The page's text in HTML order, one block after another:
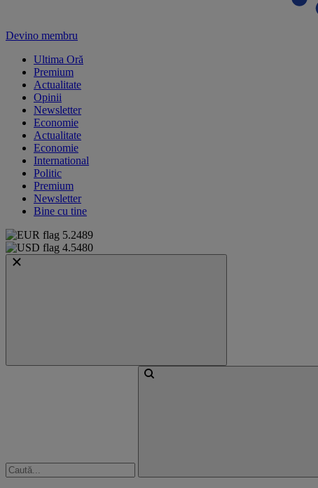
Devino membru
Ultima Oră
Premium
Actualitate
Opinii
Newsletter
Economie
Actualitate
Economie
International
Politic
Premium
Newsletter
Bine cu tine
5.2489
4.5480